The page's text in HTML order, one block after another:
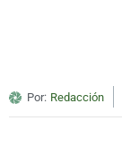
Por: Redacción